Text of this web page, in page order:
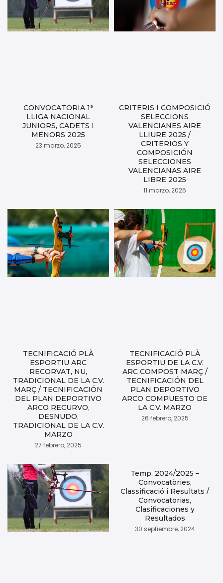
CONVOCATORIA 1ª
LLIGA NACIONAL
JUNIORS, CADETS I
MENORS 2025
23 marzo, 2025
CRITERIS I COMPOSICIÓ
SELECCIONS
VALENCIANES AIRE
LLIURE 2025 /
CRITERIOS Y
COMPOSICIÓN
SELECCIONES
VALENCIANAS AIRE
LIBRE 2025
11 marzo, 2025
TECNIFICACIÓ PLÀ
ESPORTIU ARC
RECORVAT, NU,
TRADICIONAL DE LA C.V.
MARÇ / TECNIFICACIÓN
DEL PLAN DEPORTIVO
ARCO RECURVO,
DESNUDO,
TRADICIONAL DE LA C.V.
MARZO
27 febrero, 2025
TECNIFICACIÓ PLÀ
ESPORTIU DE LA C.V.
ARC COMPOST MARÇ /
TECNIFICACIÓN DEL
PLAN DEPORTIVO
ARCO COMPUESTO DE
LA C.V. MARZO
26 febrero, 2025
Temp. 2024/2025 –
Convocatòries,
Classificació i Resultats /
Convocatorias,
Clasificaciones y
Resultados
30 septiembre, 2024